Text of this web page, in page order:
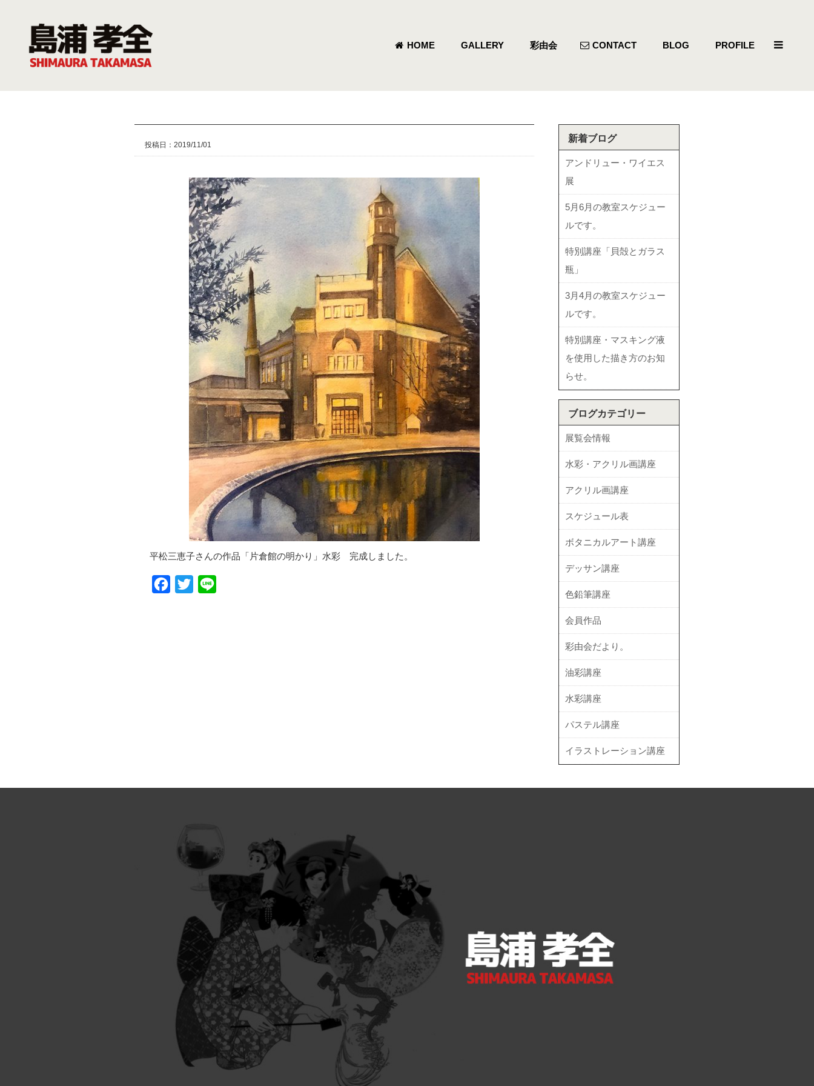
HOME GALLERY 彩由会 CONTACT BLOG PROFILE
投稿日：2019/11/01
平松三恵子さんの作品「片倉館の明かり」水彩 完成しました。
Facebook
Twitter
新着ブログ
アンドリュー・ワイエス
展
5月6月の教室スケジュー
ルです。
特別講座「貝殻とガラス
瓶」
3月4月の教室スケジュー
ルです。
特別講座・マスキング液
を使用した描き方のお知
らせ。
ブログカテゴリー
展覧会情報
水彩・アクリル画講座
アクリル画講座
スケジュール表
ボタニカルアート講座
デッサン講座
色鉛筆講座
会員作品
彩由会だより。
油彩講座
水彩講座
パステル講座
イラストレーション講座